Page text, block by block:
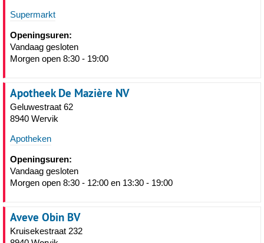
Supermarkt
Openingsuren:
Vandaag gesloten
Morgen open 8:30 - 19:00
Apotheek De Mazière NV
Geluwestraat 62
8940 Wervik
Apotheken
Openingsuren:
Vandaag gesloten
Morgen open 8:30 - 12:00 en 13:30 - 19:00
Aveve Obin BV
Kruisekestraat 232